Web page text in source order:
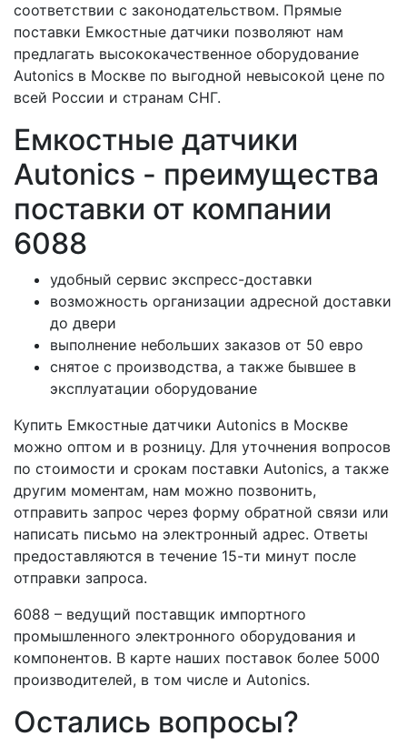
соответствии с законодательством. Прямые
поставки Емкостные датчики позволяют нам
предлагать высококачественное оборудование
Autonics в Москве по выгодной невысокой цене по
всей России и странам СНГ.
Емкостные датчики
Autonics - преимущества
поставки от компании
6088
удобный сервис экспресс-доставки
возможность организации адресной доставки
до двери
выполнение небольших заказов от 50 евро
снятое с производства, а также бывшее в
эксплуатации оборудование
Купить Емкостные датчики Autonics в Москве
можно оптом и в розницу. Для уточнения вопросов
по стоимости и срокам поставки Autonics, а также
другим моментам, нам можно позвонить,
отправить запрос через форму обратной связи или
написать письмо на электронный адрес. Ответы
предоставляются в течение 15-ти минут после
отправки запроса.
6088 – ведущий поставщик импортного
промышленного электронного оборудования и
компонентов. В карте наших поставок более 5000
производителей, в том числе и Autonics.
Остались вопросы?